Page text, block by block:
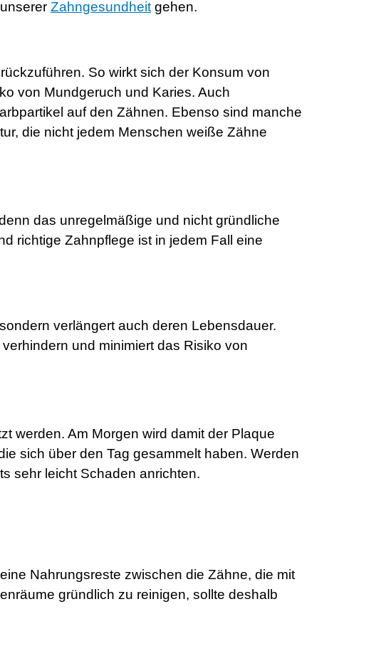
Zahngesundheit gehen.
So wirkt sich der Konsum von
von Mundgeruch und Karies. Auch
auf den Zähnen. Ebenso sind manche
die nicht jedem Menschen weiße Zähne
das unregelmäßige und nicht gründliche
richtige Zahnpflege ist in jedem Fall eine
verlängert auch deren Lebensdauer.
und minimiert das Risiko von
werden. Am Morgen wird damit der Plaque
sich über den Tag gesammelt haben. Werden
sehr leicht Schaden anrichten.
Nahrungsreste zwischen die Zähne, die mit
gründlich zu reinigen, sollte deshalb